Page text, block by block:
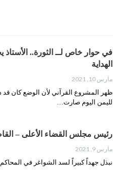
في حوار خاص لــ الثورة.. الأستاذ
الهداية
مارس 10, 2021
ظهر المشروع القرآني لأن الوضع كان قد
لليمن اليوم صارت…
رئيس مجلس القضاء الأعلى –
مارس 9, 2021
نبذل جهداً كبيراً لسد الشواغر في المحاكم